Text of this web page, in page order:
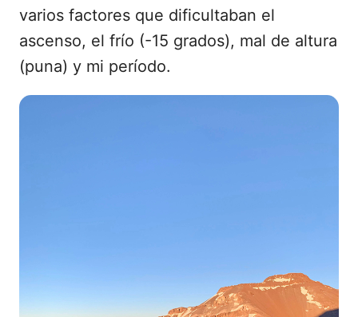
varios factores que dificultaban el
ascenso, el frío (-15 grados), mal de altura
(puna) y mi período.